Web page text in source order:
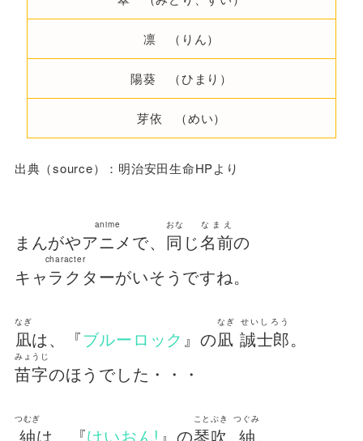
凛 （りん）
陽葵 （ひまり）
芽依 （めい）
出典（source）：明治安田生命HPより
まんがやアニメ
anime
で、 同
おな
じ名前
なまえ
の
キャラクター
character
がいそうですね。
凪
なぎ
は、『ブルーロック 』の凪
なぎ
誠士郎
せいしろう
。
苗字
みょうじ
のほうでした・・・
紬
つむぎ
は、『けいおん! 』の琴吹
ことぶき
紬
つぐみ